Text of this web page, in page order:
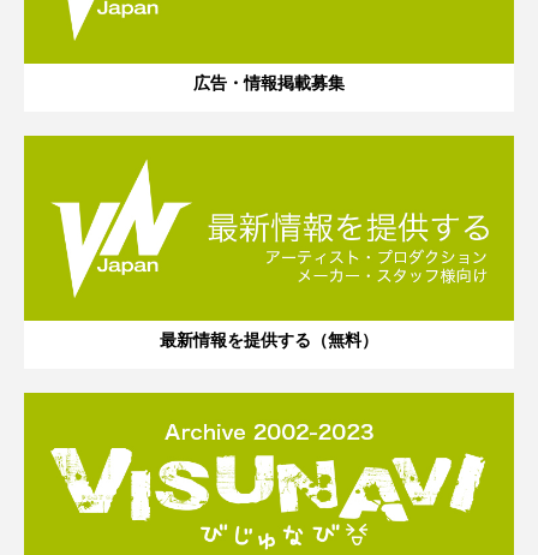
広告・情報掲載募集
最新情報を提供する（無料）